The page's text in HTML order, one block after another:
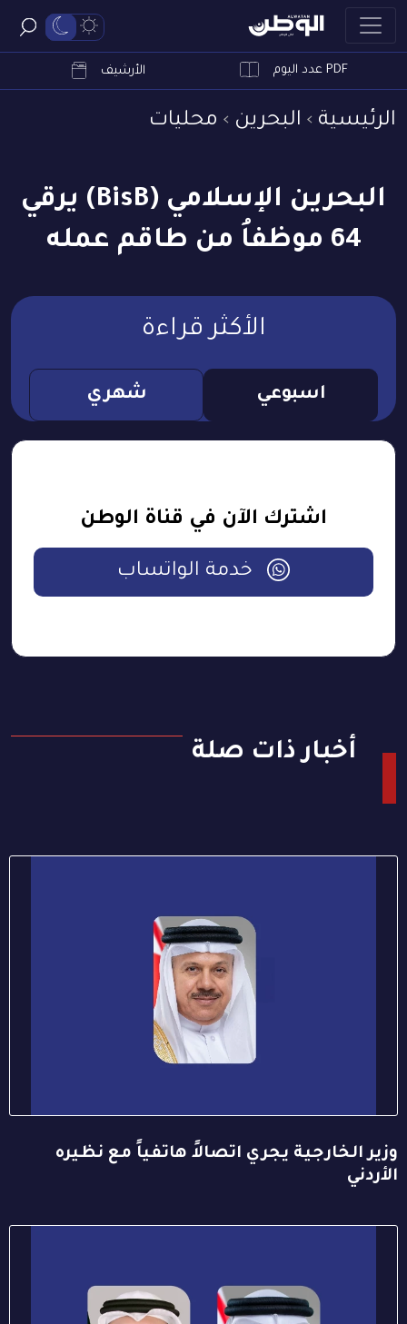
PDF عدد اليوم الأرشيف
الرئيسية البحرين محليات
البحرين الإسلامي (BisB) يرقي
64 موظفاُ من طاقم عمله
الأكثر قراءة
اسبوعي شهري
اشترك الآن في قناة الوطن
خدمة الواتساب
أخبار ذات صلة
وزير الخارجية يجري اتصالاً هاتفياً مع نظيره
الأردني